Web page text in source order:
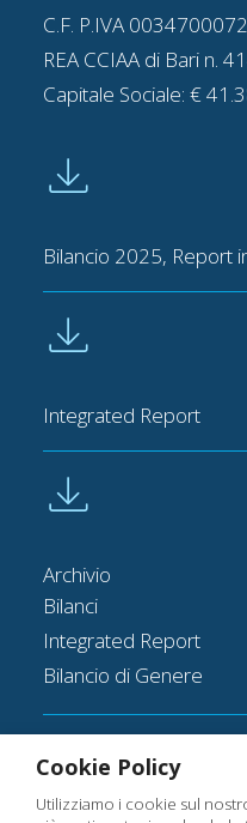
C.F. P.IVA
REA CCIAA di Bari n.
Capitale Sociale: €
Bilancio 2025, Report
Integrated Report
Archivio
Bilanci
Integrated Report
Bilancio di Genere
Contattaci
Cookie Policy
Utilizziamo i cookie sul